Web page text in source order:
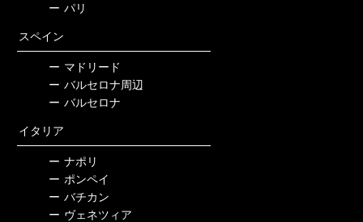
ー パリ
スペイン
ー マドリード
ー バルセロナ周辺
ー バルセロナ
イタリア
ー ナポリ
ー ポンペイ
ー バチカン
ー ヴェネツィア